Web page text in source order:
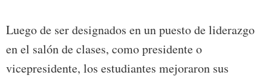
Luego de ser designados en un puesto de liderazgo
en el salón de clases, como presidente o
vicepresidente, los estudiantes mejoraron sus